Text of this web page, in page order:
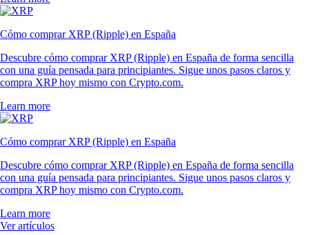
Cómo comprar XRP (Ripple) en España
Descubre cómo comprar XRP (Ripple) en España de forma sencilla
con una guía pensada para principiantes. Sigue unos pasos claros y
compra XRP hoy mismo con Crypto.com.
Learn more
Cómo comprar XRP (Ripple) en España
Descubre cómo comprar XRP (Ripple) en España de forma sencilla
con una guía pensada para principiantes. Sigue unos pasos claros y
compra XRP hoy mismo con Crypto.com.
Learn more
Ver artículos